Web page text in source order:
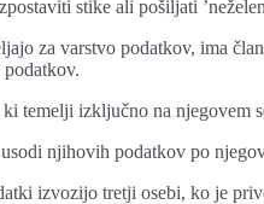
stike ali pošiljati
za varstvo podatkov, ima
temelji izključno na njegovem
njihovih podatkov po
izvozijo tretji osebi, ko je